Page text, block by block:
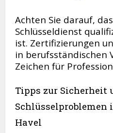
Achten Sie darauf,
Schlüsseldienst
ist. Zertifizierungen
in berufsständischen
Zeichen für
Tipps zur Sicherheit
Schlüsselproblemen
Havel